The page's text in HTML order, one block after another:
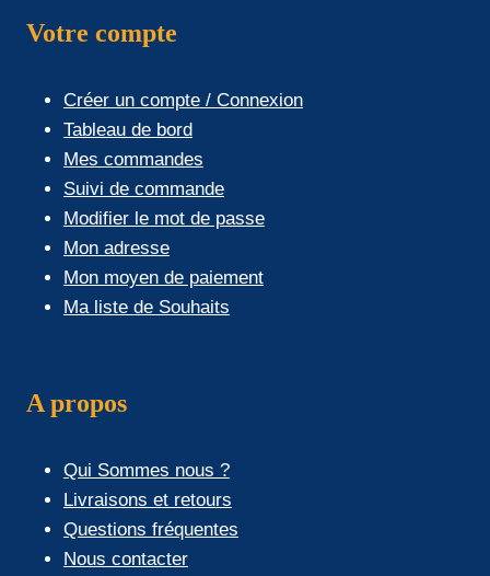
Votre compte
Créer un compte / Connexion
Tableau de bord
Mes commandes
Suivi de commande
Modifier le mot de passe
Mon adresse
Mon moyen de paiement
Ma liste de Souhaits
A propos
Qui Sommes nous ?
Livraisons et retours
Questions fréquentes
Nous contacter